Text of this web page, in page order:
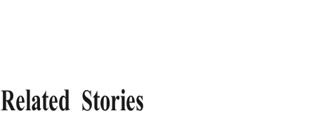
Related Stories